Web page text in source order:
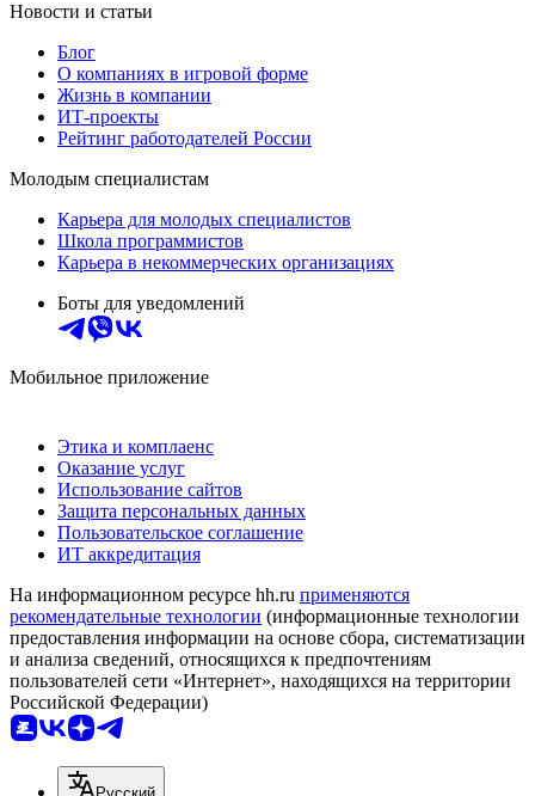
Новости и статьи
Блог
О компаниях в игровой форме
Жизнь в компании
ИТ-проекты
Рейтинг работодателей России
Молодым специалистам
Карьера для молодых специалистов
Школа программистов
Карьера в некоммерческих организациях
Боты для уведомлений
Мобильное приложение
Этика и комплаенс
Оказание услуг
Использование сайтов
Защита персональных данных
Пользовательское соглашение
ИТ аккредитация
На информационном ресурсе hh.ru применяются
рекомендательные технологии (информационные технологии
предоставления информации на основе сбора, систематизации
и анализа сведений, относящихся к предпочтениям
пользователей сети «Интернет», находящихся на территории
Российской Федерации)